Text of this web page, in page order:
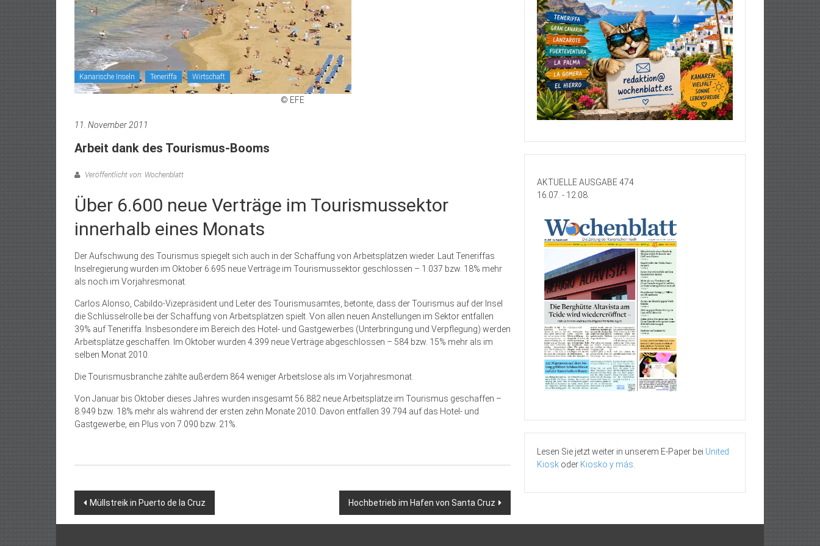
Kanarische Inseln Teneriffa Wirtschaft
© EFE
11. November 2011
Arbeit dank des Tourismus-Booms
Veröffentlicht von: Wochenblatt
Über 6.600 neue Verträge im Tourismussektor
innerhalb eines Monats
Der Aufschwung des Tourismus spiegelt sich auch in der Schaffung von Arbeitsplätzen wieder. Laut Teneriffas
Inselregierung wurden im Oktober 6.695 neue Verträge im Tourismussektor geschlossen – 1.037 bzw. 18% mehr
als noch im Vorjahresmonat.
Carlos Alonso, Cabildo-Vizepräsident und Leiter des Tourismusamtes, betonte, dass der Tourismus auf der Insel
die Schlüsselrolle bei der Schaffung von Arbeitsplätzen spielt. Von allen neuen Anstellungen im Sektor entfallen
39% auf Teneriffa. Insbesondere im Bereich des Hotel- und Gastgewerbes (Unterbringung und Verpflegung) werden
Arbeitsplätze geschaffen. Im Oktober wurden 4.399 neue Verträge abgeschlossen – 584 bzw. 15% mehr als im
selben Monat 2010.
Die Tourismusbranche zählte außerdem 864 weniger Arbeitslose als im Vorjahresmonat.
Von Januar bis Oktober dieses Jahres wurden insgesamt 56.882 neue Arbeitsplätze im Tourismus geschaffen –
8.949 bzw. 18% mehr als während der ersten zehn Monate 2010. Davon entfallen 39.794 auf das Hotel- und
Gastgewerbe, ein Plus von 7.090 bzw. 21%.
Beitragsnavigation
Müllstreik in Puerto de la Cruz Hochbetrieb im Hafen von Santa Cruz
AKTUELLE AUSGABE 474
16.07. - 12.08.
Lesen Sie jetzt weiter in unserem E-Paper bei United
Kiosk oder Kiosko y más